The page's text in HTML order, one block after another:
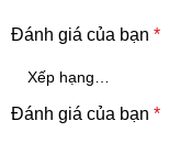
Đánh giá của bạn*
Đánh giá của bạn*